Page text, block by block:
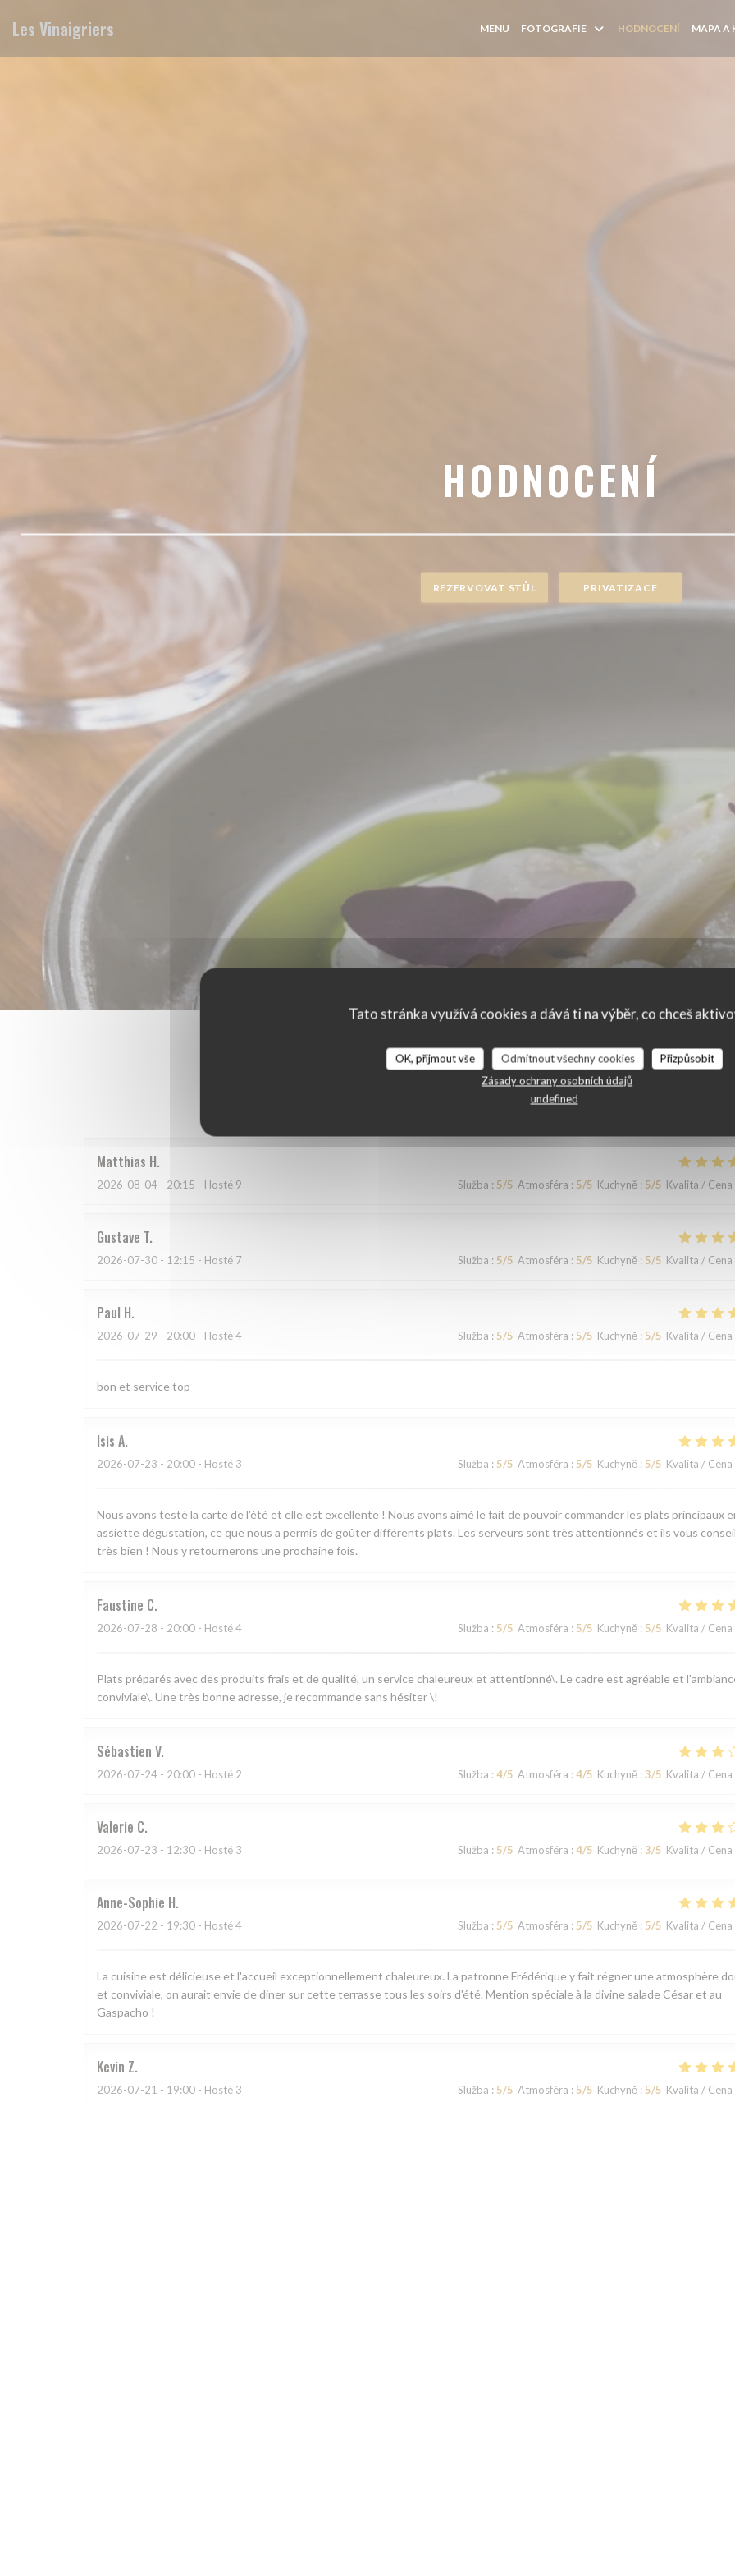
Tato stránka využívá cookies a dává ti na výběr, co chceš
OK, přijmout vše Odmítnout všechny cookies
Přizpůsobit
Zásady ochrany osobních údajů
undefined
Les Vinaigriers MENU FOTOGRAFIE HODNOCENÍ MAPA A
HODNOCENÍ
REZERVOVAT STŮL PRIVATIZACE
Hodnocení našich zákazníků
Matthias H
2026-08-04 - 20:15 - Hosté 9 Služba : 5/5 Atmosféra : 5/5 Kuchyně : 5/5 Kvalita / Cena
Gustave T
2026-07-30 - 12:15 - Hosté 7 Služba : 5/5 Atmosféra : 5/5 Kuchyně : 5/5 Kvalita / Cena
Paul H
2026-07-29 - 20:00 - Hosté 4 Služba : 5/5 Atmosféra :5/5 Kuchyně :5/5 Kvalita / Cena
bon et service top
Isis A
2026-07-23 - 20:00 - Hosté 3 Služba : 5/5 Atmosféra : 5/5 Kuchyně : 5/5 Kvalita / Cena
Nous avons testé la carte de l'été et elle est excellente ! Nous avons aimé le fait de pouvoir commander les plats principaux
assiette dégustation, ce que nous a permis de goûter différents plats. Les serveurs sont très attentionnés et ils vous
très bien ! Nous y retournerons une prochaine fois.
Faustine C
2026-07-28 - 20:00 - Hosté 4 Služba : 5/5 Atmosféra : 5/5 Kuchyně : 5/5 Kvalita / Cena
Plats préparés avec des produits frais et de qualité, un service chaleureux et attentionné\. Le cadre est agréable et
conviviale\. Une très bonne adresse, je recommande sans hésiter \!
Sébastien V
2026-07-24 - 20:00 - Hosté 2 Služba : 4/5 Atmosféra : 4/5 Kuchyně : 3/5 Kvalita / Cena
Valerie C
2026-07-23 - 12:30 - Hosté 3 Služba : 5/5 Atmosféra : 4/5 Kuchyně : 3/5 Kvalita / Cena
Anne-Sophie H
2026-07-22 - 19:30 - Hosté 4 Služba : 5/5 Atmosféra : 5/5 Kuchyně : 5/5 Kvalita / Cena
La cuisine est délicieuse et l'accueil exceptionnellement chaleureux. La patronne Frédérique y fait régner une atmosphère
et conviviale, on aurait envie de diner sur cette terrasse tous les soirs d'été. Mention spéciale à la divine salade César et au
Gaspacho !
Kevin Z
2026-07-21 - 19:00 - Hosté 3 Služba : 5/5 Atmosféra : 5/5 Kuchyně : 5/5 Kvalita / Cena